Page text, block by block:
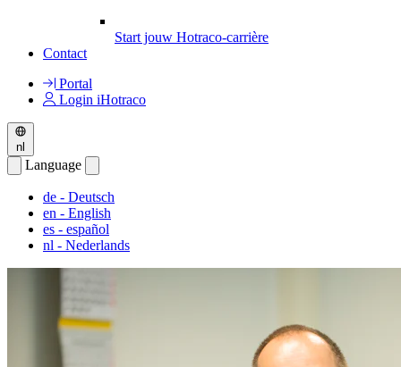
Start jouw Hotraco-carrière
Contact
Portal
Login iHotraco
nl
Language
de - Deutsch
en - English
es - español
nl - Nederlands